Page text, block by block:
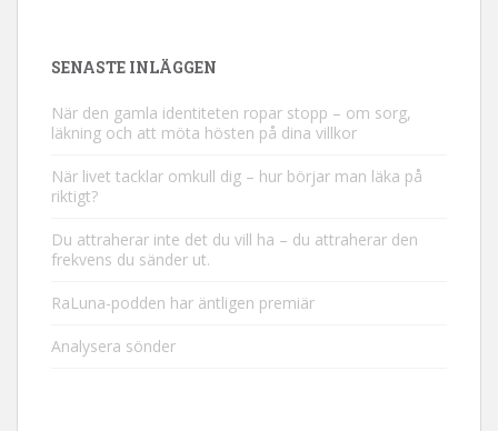
SENASTE INLÄGGEN
När den gamla identiteten ropar stopp – om sorg,
läkning och att möta hösten på dina villkor
När livet tacklar omkull dig – hur börjar man läka på
riktigt?
Du attraherar inte det du vill ha – du attraherar den
frekvens du sänder ut.
RaLuna-podden har äntligen premiär
Analysera sönder